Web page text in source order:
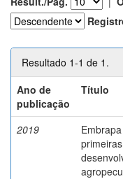
Resultado 1-1 de 1.
Ano de
publicação
Título
2019